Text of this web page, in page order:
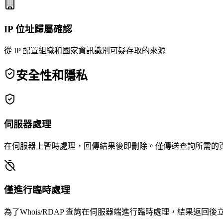
IP 位址歸屬確認
從 IP 配置組織和國家資訊識別可疑存取的來源
安全性和隱私
伺服器處理
在伺服器上暫時處理，回傳結果後即刪除。僅傳送查詢所需的
僅進行臨時處理
為了Whois/RDAP 查詢在伺服器端進行臨時處理，結果返回後